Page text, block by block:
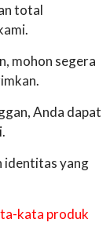
total
mohon segera
Anda dapat
identitas yang
kata produk